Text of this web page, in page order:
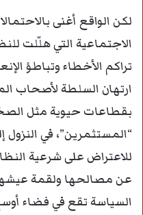
لكن الواقع أغنى
الاجتماعية التي هلّلت
تراكم الأخطاء وتباطؤ
ارتهان السلطة لأصحاب
بقطاعات حيوية مثل
“المستثمرين”، في
للاعتراض على شرعية
عن مصالحها ولقمة
السياسة تقع في فضاء